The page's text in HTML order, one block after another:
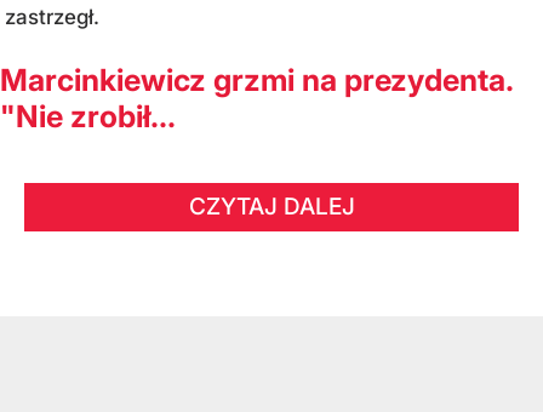
zastrzegł.
Marcinkiewicz grzmi na prezydenta.
"Nie zrobił...
CZYTAJ DALEJ